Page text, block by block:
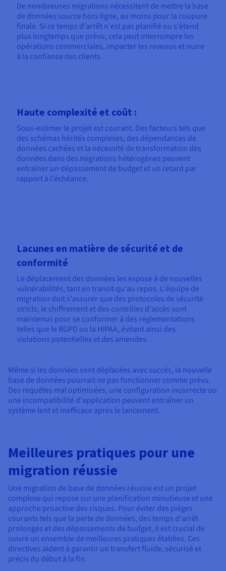
De nombreuses migrations nécessitent de mettre la base
de données source hors ligne, au moins pour la coupure
finale. Si ce temps d'arrêt n'est pas planifié ou s'étend
plus longtemps que prévu, cela peut interrompre les
opérations commerciales, impacter les revenus et nuire
à la confiance des clients.
Haute complexité et coût :
Sous-estimer le projet est courant. Des facteurs tels que
des schémas hérités complexes, des dépendances de
données cachées et la nécessité de transformation des
données dans des migrations hétérogènes peuvent
entraîner un dépassement de budget et un retard par
rapport à l'échéance.
Lacunes en matière de sécurité et de
conformité
Le déplacement des données les expose à de nouvelles
vulnérabilités, tant en transit qu'au repos. L'équipe de
migration doit s'assurer que des protocoles de sécurité
stricts, le chiffrement et des contrôles d'accès sont
maintenus pour se conformer à des réglementations
telles que le RGPD ou la HIPAA, évitant ainsi des
violations potentielles et des amendes.
Même si les données sont déplacées avec succès, la nouvelle
base de données pourrait ne pas fonctionner comme prévu.
Des requêtes mal optimisées, une configuration incorrecte ou
une incompatibilité d'application peuvent entraîner un
système lent et inefficace après le lancement.
Meilleures pratiques pour une
migration réussie
Une migration de base de données réussie est un projet
complexe qui repose sur une planification minutieuse et une
approche proactive des risques. Pour éviter des pièges
courants tels que la perte de données, des temps d'arrêt
prolongés et des dépassements de budget, il est crucial de
suivre un ensemble de meilleures pratiques établies. Ces
directives aident à garantir un transfert fluide, sécurisé et
précis du début à la fin.